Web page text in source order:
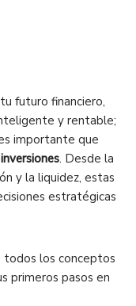
futuro financiero,
y rentable;
importante que
. Desde la
y la liquidez, estas
estratégicas
los conceptos
primeros pasos en